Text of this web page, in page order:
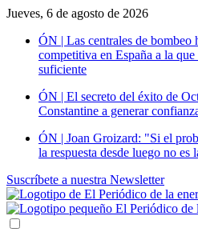
Jueves, 6 de agosto de 2026
ÓN | Las centrales de bombeo
competitiva en España a la
suficiente
ÓN | El secreto del éxito de
Constantine a generar
ÓN | Joan Groizard: "Si el
la respuesta desde luego no es
Suscríbete a nuestra Newsletter